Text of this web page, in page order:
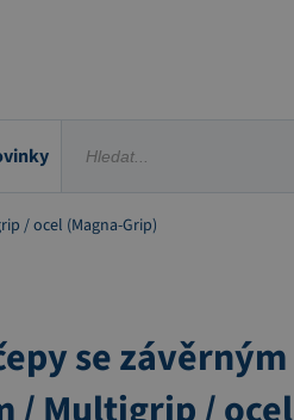
/ ocel (Magna-Grip)
se závěrným